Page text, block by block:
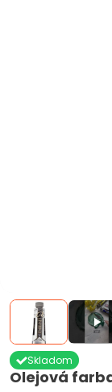
Olejová
Skladom